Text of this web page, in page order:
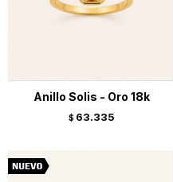
Anillo Solis - Oro 18k
$ 63.335